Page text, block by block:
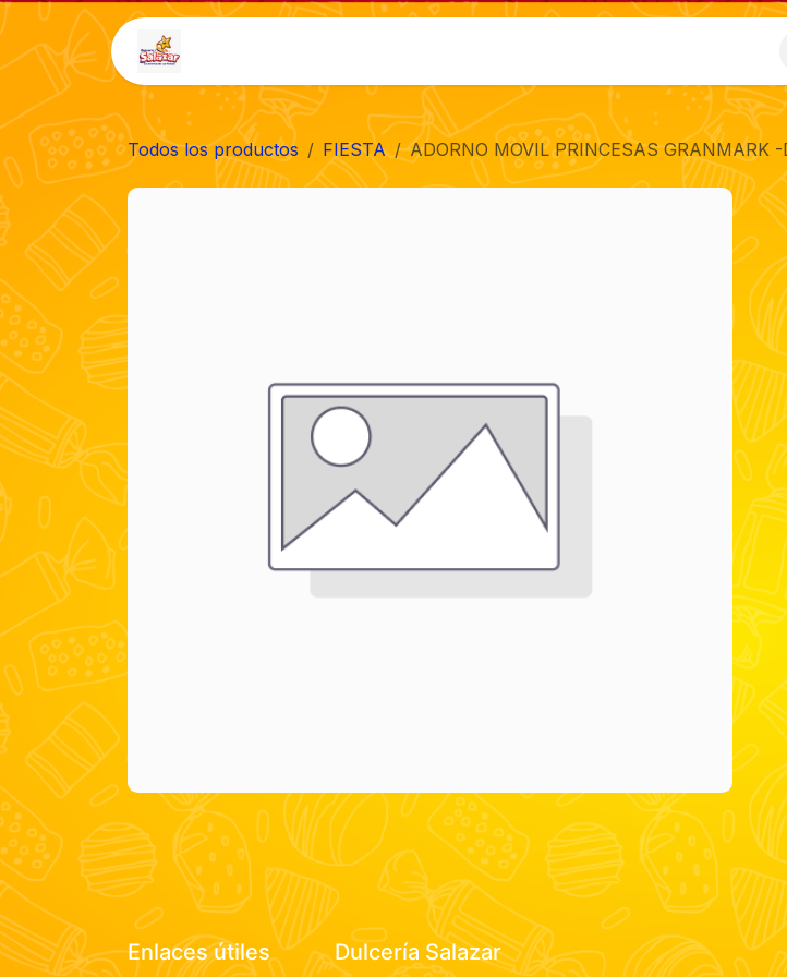
Ir al contenido
Todos los productos FIESTA ADORNO MOVIL PRINCESAS GRANMARK
Enlaces útiles Dulcería Salazar